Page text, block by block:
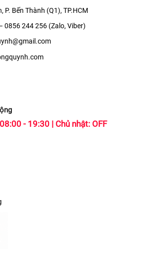
P. Bến Thành (Q1), TP.HCM
0856 244 256 (Zalo, Viber)
- 19:30 | Chủ nhật: OFF